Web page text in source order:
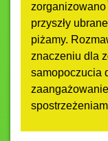
przyszły
piżamy.
znaczeniu dla
samopoczucia